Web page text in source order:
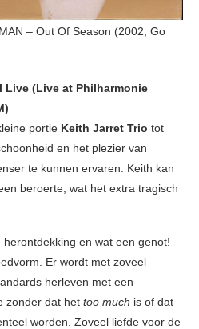
– Out Of Season (2002, Go
Live (Live at Philharmonie
portie Keith Jarret Trio tot
en het plezier van
te kunnen ervaren. Keith kan
beroerte, wat het extra tragisch
en wat een genot!
Er wordt met zoveel
herleven met een
zonder dat het too much is of dat
worden. Zoveel liefde voor de